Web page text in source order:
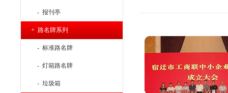
- 报刊亭
+ 路名牌系列
- 标准路名牌
- 灯箱路名牌
- 垃圾箱